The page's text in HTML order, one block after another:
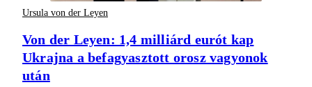
Ursula von der Leyen
Von der Leyen: 1,4 milliárd eurót kap
Ukrajna a befagyasztott orosz vagyonok
után